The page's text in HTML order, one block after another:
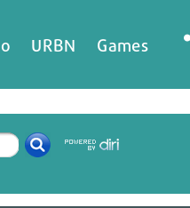
URBN Games